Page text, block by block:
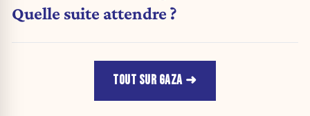
Quelle suite attendre ?
TOUT SUR GAZA